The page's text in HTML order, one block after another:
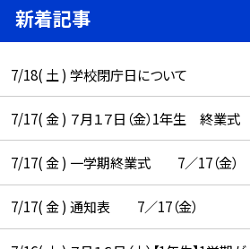
新着記事
7/18( 土 ) 学校閉庁日について
7/17( 金 ) ７月１７日（金）1年生 終業式
7/17( 金 ) 一学期終業式 7／17（金）
7/17( 金 ) 通知表 7／17（金）